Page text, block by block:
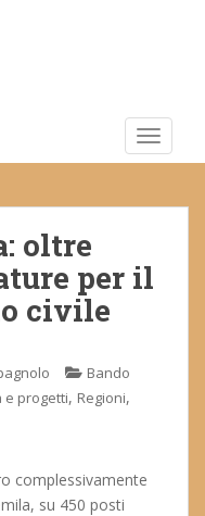
oltre
per il
civile
Bando
e progetti, Regioni,
complessivamente
su 450 posti